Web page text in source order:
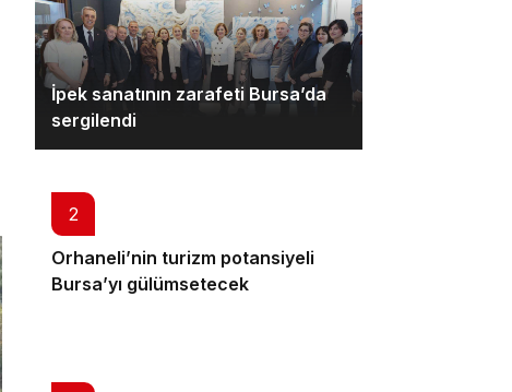
İpek sanatının zarafeti Bursa’da
sergilendi
2
Orhaneli’nin turizm potansiyeli
Bursa’yı gülümsetecek